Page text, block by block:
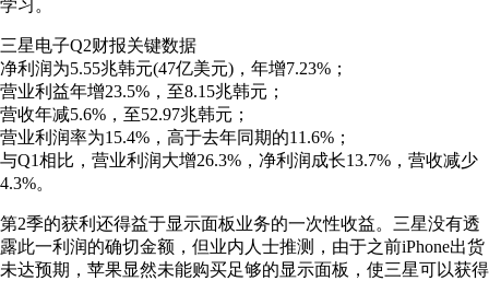
学习。
三星电子Q2财报关键数据
净利润为5.55兆韩元(47亿美元)，年增7.23%；
营业利益年增23.5%，至8.15兆韩元；
营收年减5.6%，至52.97兆韩元；
营业利润率为15.4%，高于去年同期的11.6%；
与Q1相比，营业利润大增26.3%，净利润成长13.7%，营收减少
4.3%。
第2季的获利还得益于显示面板业务的一次性收益。三星没有透
露此一利润的确切金额，但业内人士推测，由于之前iPhone出货
未达预期，苹果显然未能购买足够的显示面板，使三星可以获得